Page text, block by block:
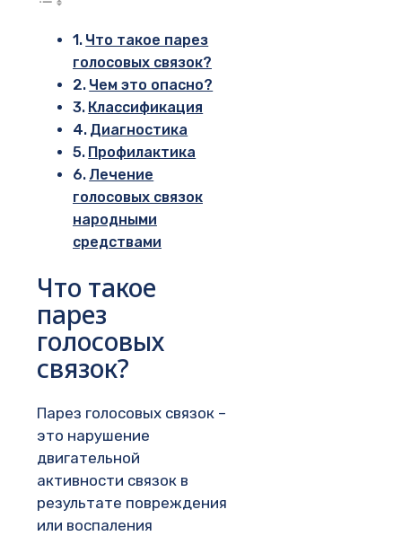
Что такое парез
голосовых связок?
Чем это опасно?
Классификация
Диагностика
Профилактика
Лечение
голосовых связок
народными
средствами
Что такое
парез
голосовых
связок?
Парез голосовых связок –
это нарушение
двигательной
активности связок в
результате повреждения
или воспаления